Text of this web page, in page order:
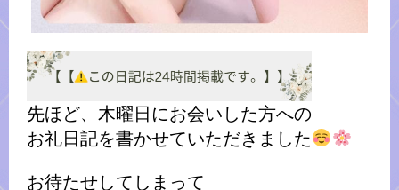
先ほど、木曜日にお会いした方への
お礼日記を書かせていただきました
お待たせしてしまって